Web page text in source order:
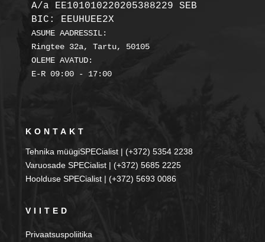
A/a EE101010220205388229 SEB
BIC: EEUHUEE2X
ASUME AADRESSIL:
Ringtee 32a, Tartu, 50105
OLEME AVATUD:
E-R 09:00 - 17:00
KONTAKT
Tehnika müügiSPECialist | (+372) 5354 2238
Varuosade SPECialist | (+372) 5685 2225
Hoolduse SPECialist | (+372) 5693 0086
VIITED
Privaatsuspoliitika